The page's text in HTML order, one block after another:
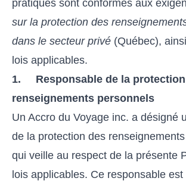
pratiques sont conformes aux
sur la protection des
dans le secteur privé (Québec),
lois applicables.
1. Responsable de la
renseignements personnels
Un Accro du Voyage inc. a désigné
de la protection des
qui veille au respect de la présente
lois applicables. Ce responsable